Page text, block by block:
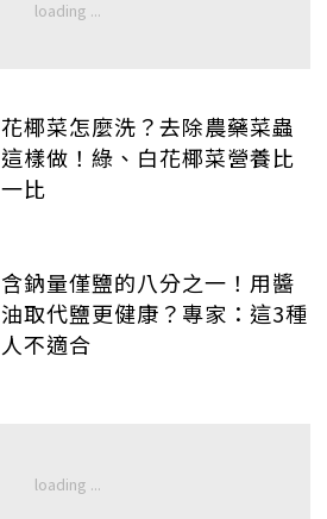
花椰菜怎麼洗？去除農藥菜蟲
這樣做！綠、白花椰菜營養比
一比
含鈉量僅鹽的八分之一！用醬
油取代鹽更健康？專家：這3種
人不適合